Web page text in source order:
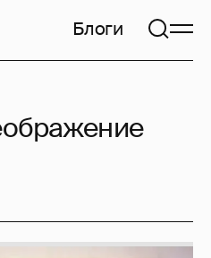
Блоги